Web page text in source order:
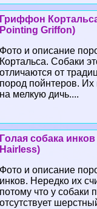
Гриффон
Pointing Griffon)
Фото и описание
Кортальса. Собаки
отличаются от
пород пойнтеров.
на мелкую дичь....
Гoлая собака
Hairless)
Фото и описание
инков. Нередко их
потому что у собаки
отсутствует